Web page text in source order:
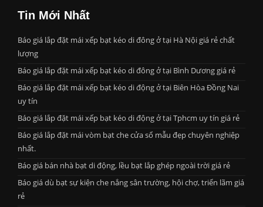
Tin Mới Nhất
Báo giá lắp đặt mái xếp bạt kéo di đông ở tại Hà Nội giá rẻ chất
lượng
Báo giá lắp đặt mái xếp bạt kéo di đông ở tại Bình Dương giá rẻ
Báo giá lắp đặt mái xếp bạt kéo di động ở tại Biên Hòa Đồng Nai
uy tín
Báo giá lắp đặt mái xếp bạt kéo di động ở tại Tphcm uy tín giá rẻ
Báo giá lắp đặt mái vòm bạt che cửa sổ mẫu đẹp chuyên nghiệp
nhất.
Báo giá bán nhà bạt di động, lều bạt lắp ghép ngoài trời giá rẻ
Báo giá dù bạt sự kiện che nắng sân trường, hội chợ, triển lãm giá
rẻ